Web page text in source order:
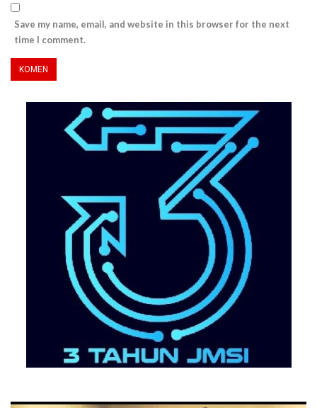
Save my name, email, and website in this browser for the next
time I comment.